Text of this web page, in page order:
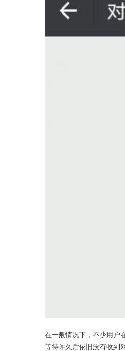
在一般情况下，不少用户
等待许久后依旧没有收到